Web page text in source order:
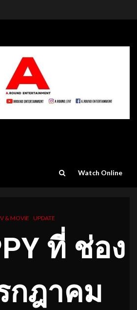
Watch Online
& MOVIE UPDATE
ที่ ช่อง
กฎาคม